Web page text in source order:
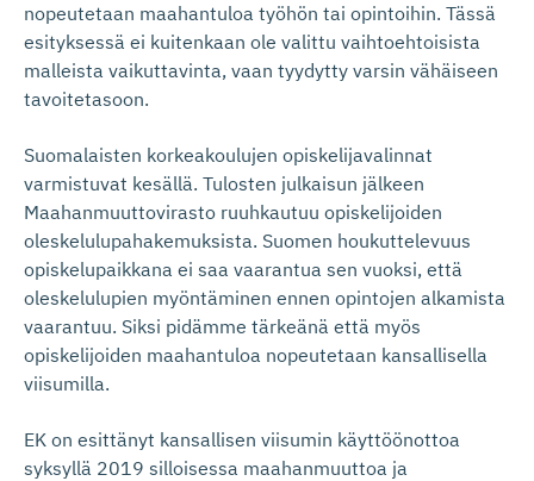
nopeutetaan maahantuloa työhön tai opintoihin. Tässä
esityksessä ei kuitenkaan ole valittu vaihtoehtoisista
malleista vaikuttavinta, vaan tyydytty varsin vähäiseen
tavoitetasoon.
Suomalaisten korkeakoulujen opiskelijavalinnat
varmistuvat kesällä. Tulosten julkaisun jälkeen
Maahanmuuttovirasto ruuhkautuu opiskelijoiden
oleskelulupahakemuksista. Suomen houkuttelevuus
opiskelupaikkana ei saa vaarantua sen vuoksi, että
oleskelulupien myöntäminen ennen opintojen alkamista
vaarantuu. Siksi pidämme tärkeänä että myös
opiskelijoiden maahantuloa nopeutetaan kansallisella
viisumilla.
EK on esittänyt kansallisen viisumin käyttöönottoa
syksyllä 2019 silloisessa maahanmuuttoa ja